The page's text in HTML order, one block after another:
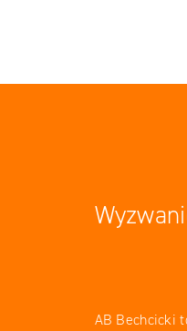
AB Bechcicki